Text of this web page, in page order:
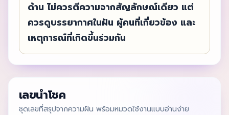
ด้าน ไม่ควรตีความจากสัญลักษณ์เดียว แต่
ควรดูบรรยากาศในฝัน ผู้คนที่เกี่ยวข้อง และ
เหตุการณ์ที่เกิดขึ้นร่วมกัน
เลขนำโชค
ชุดเลขที่สรุปจากความฝัน พร้อมหมวดใช้งานแบบอ่านง่าย